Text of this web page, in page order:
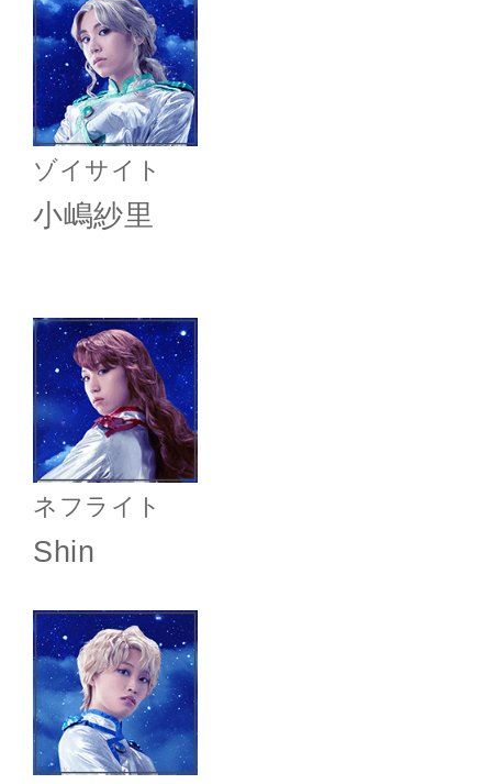
ゾイサイト
小嶋紗里
ネフライト
Shin